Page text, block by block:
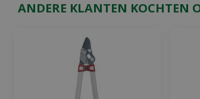
ANDERE KLANTEN KOCHTEN